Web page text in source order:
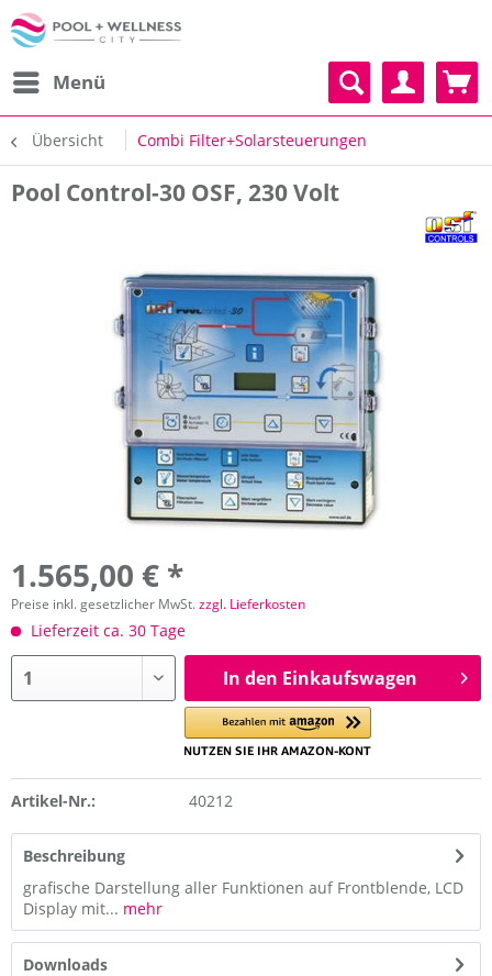
Menü
Übersicht Combi Filter+Solarsteuerungen
Pool Control-30 OSF, 230 Volt
1.565,00 € *
Preise inkl. gesetzlicher MwSt.zzgl. Lieferkosten
Lieferzeit ca. 30 Tage
In den Einkaufswagen
Artikel-Nr.: 40212
Beschreibung
grafische Darstellung aller Funktionen auf Frontblende, LCD
Display mit... mehr
Downloads